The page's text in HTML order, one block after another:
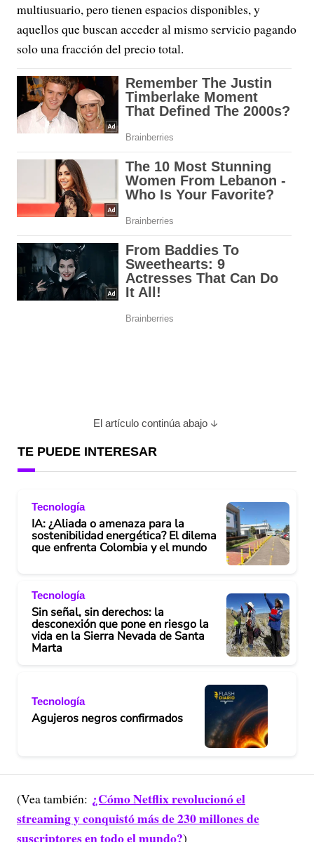
multiusuario, pero tienen espacios disponibles, y
aquellos que buscan acceder al mismo servicio pagando
solo una fracción del precio total.
El artículo continúa abajo
TE PUEDE INTERESAR
Tecnología
IA: ¿Aliada o amenaza para la
sostenibilidad energética? El dilema
que enfrenta Colombia y el mundo
Tecnología
Sin señal, sin derechos: la
desconexión que pone en riesgo la
vida en la Sierra Nevada de Santa
Marta
Tecnología
Agujeros negros confirmados
(Vea también: ¿Cómo Netflix revolucionó el
streaming y conquistó más de 230 millones de
suscriptores en todo el mundo?)